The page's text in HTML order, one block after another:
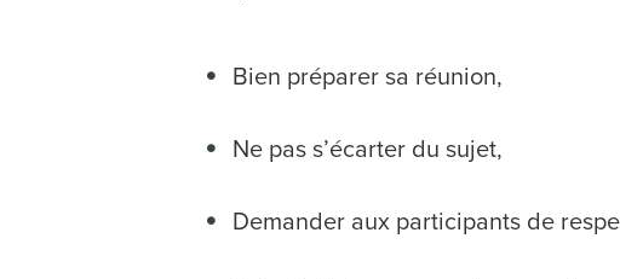
Bien préparer sa réunion,
Ne pas s’écarter du sujet,
Demander aux participants de